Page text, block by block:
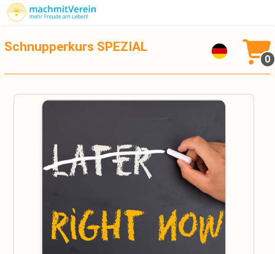
Schnupperkurs SPEZIAL
0